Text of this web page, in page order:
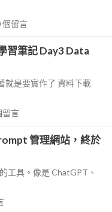
個留言
習筆記 Day3 Data
就是要實作了 資料下載
留言
管理網站，終於
工具。像是 ChatGPT、